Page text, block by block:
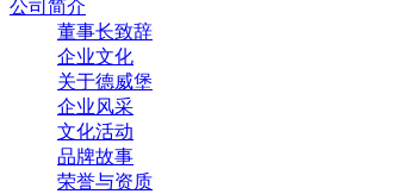
公司简介
董事长致辞
企业文化
关于德威堡
企业风采
文化活动
品牌故事
荣誉与资质